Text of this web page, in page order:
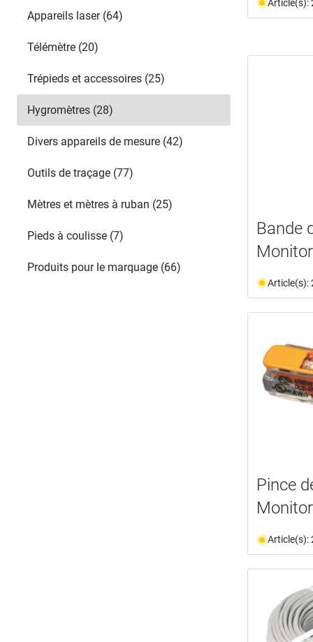
Appareils laser (64)
Télémètre (20)
Trépieds et accessoires (25)
Hygromètres (28)
Divers appareils de mesure (42)
Outils de traçage (77)
Mètres et mètres à ruban (25)
Pieds à coulisse (7)
Produits pour le marquage (66)
Article(s):
Bande
Article(s):
Pince
Article(s):